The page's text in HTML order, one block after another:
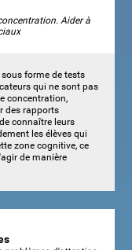
Aider à
forme de tests
qui ne sont pas
concentration,
des rapports
connaître leurs
les élèves qui
zone cognitive, ce
de manière